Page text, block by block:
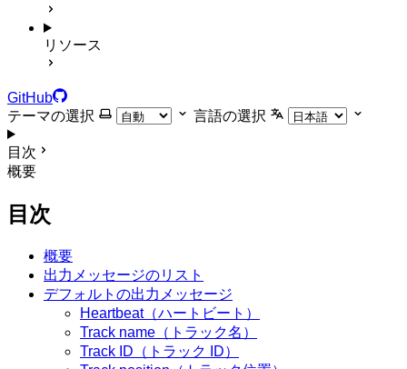
リソース
GitHub
テーマの選択
言語の選択
目次
概要
目次
概要
出力メッセージのリスト
デフォルトの出力メッセージ
Heartbeat（ハートビート）
Track name（トラック名）
Track ID（トラック ID）